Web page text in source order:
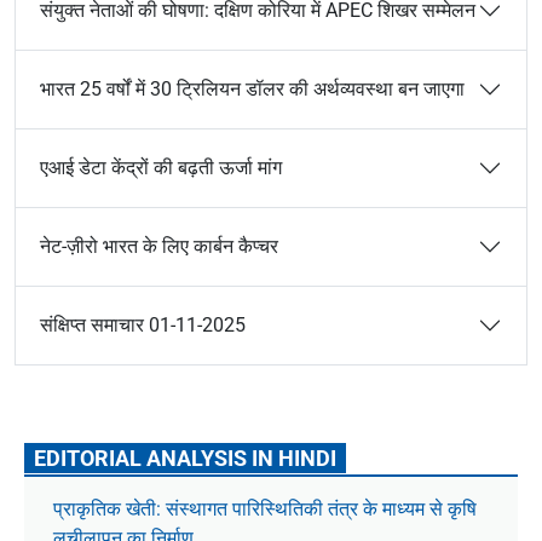
संयुक्त नेताओं की घोषणा: दक्षिण कोरिया में APEC शिखर सम्मेलन
भारत 25 वर्षों में 30 ट्रिलियन डॉलर की अर्थव्यवस्था बन जाएगा
एआई डेटा केंद्रों की बढ़ती ऊर्जा मांग
नेट-ज़ीरो भारत के लिए कार्बन कैप्चर
संक्षिप्त समाचार 01-11-2025
EDITORIAL ANALYSIS IN HINDI
प्राकृतिक खेती: संस्थागत पारिस्थितिकी तंत्र के माध्यम से कृषि